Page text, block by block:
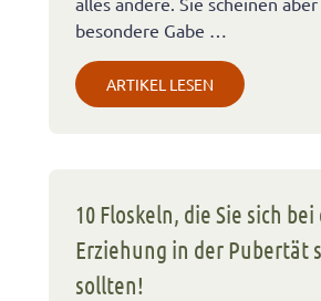
besondere Gabe …
ARTIKEL LESEN
10 Floskeln, die Sie sich bei
Erziehung in der Pubertät
sollten!